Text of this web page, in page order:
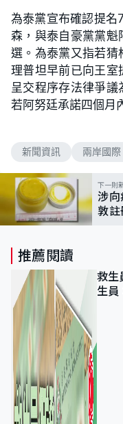
為泰黨宣布確認提名
森，與泰自豪黨黨魁
選。為泰黨又指若猜
理普坦早前已向王室
呈交程序存法律爭
若阿努廷承諾四個月
新聞資訊 兩岸國際
下一則
涉
敦
推薦閱讀
救生
生員